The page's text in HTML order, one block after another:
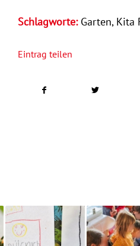
Schlagworte: Garten, Kita
Eintrag teilen